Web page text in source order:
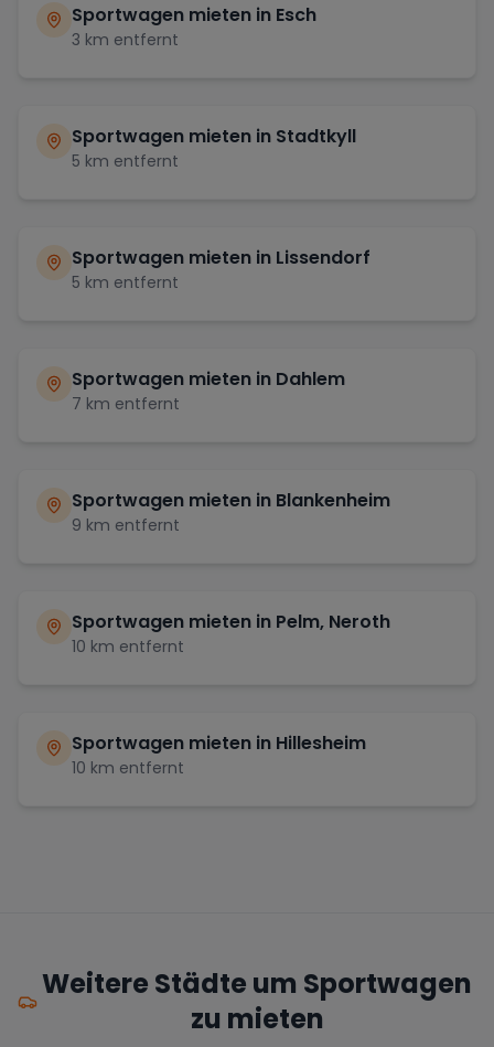
Sportwagen mieten in Esch
3 km entfernt
Sportwagen mieten in Stadtkyll
5 km entfernt
Sportwagen mieten in Lissendorf
5 km entfernt
Sportwagen mieten in Dahlem
7 km entfernt
Sportwagen mieten in Blankenheim
9 km entfernt
Sportwagen mieten in Pelm, Neroth
10 km entfernt
Sportwagen mieten in Hillesheim
10 km entfernt
Weitere Städte um Sportwagen
zu mieten